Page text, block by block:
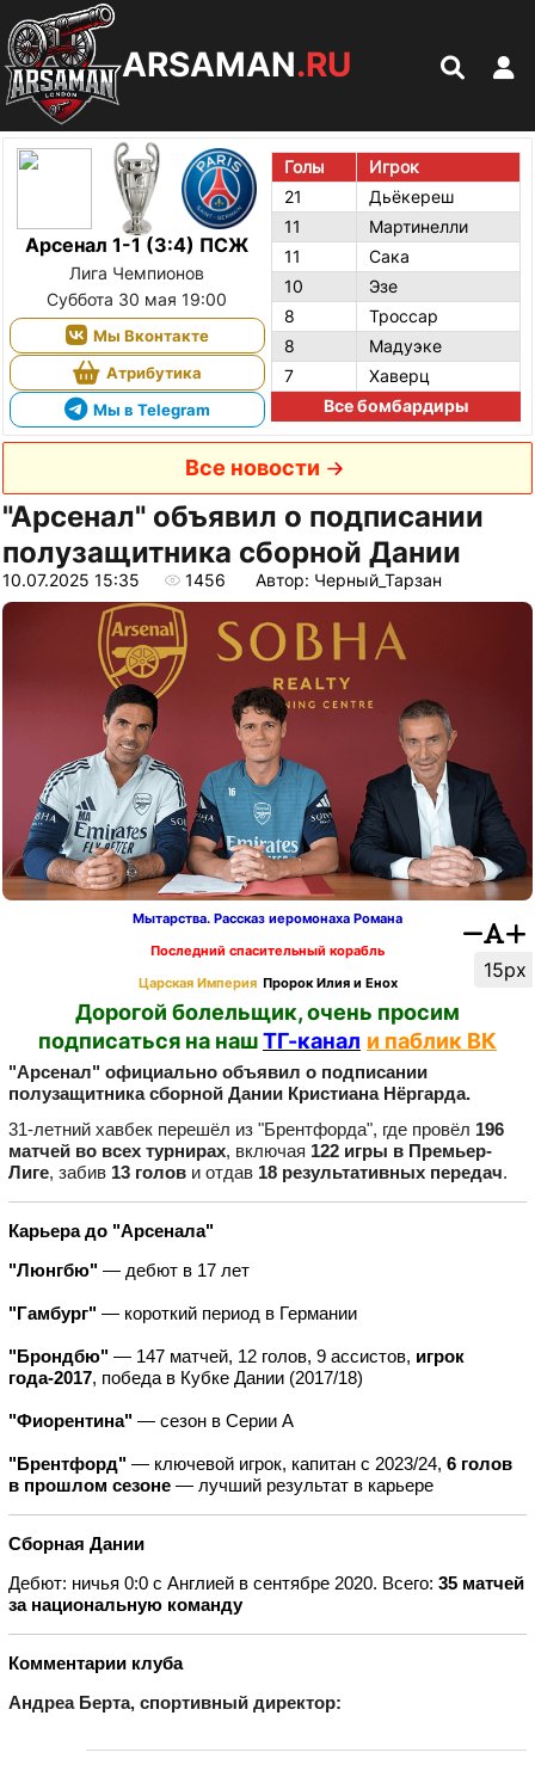
ARSAMAN.RU
Арсенал 1-1 (3:4) ПСЖ
Лига Чемпионов
Суббота 30 мая 19:00
Мы Вконтакте
Атрибутика
Мы в Telegram
Голы
Игрок
21
Дьёкереш
11
Мартинелли
11
Сака
10
Эзе
8
Троссар
8
Мадуэке
7
Хаверц
Все бомбардиры
Все новости
"Арсенал" объявил о подписании
полузащитника сборной Дании
10.07.2025 15:35 1456 Автор: Черный_Тарзан
15px
Мытарства. Рассказ иеромонаха Романа
Последний спасительный корабль
Царская Империя Пророк Илия и Енох
Дорогой болельщик, очень просим
подписаться на нашТГ-канал и паблик ВК
"Арсенал" официально объявил о подписании
полузащитника сборной Дании Кристиана Нёргарда.
31-летний хавбек перешёл из "Брентфорда", где провёл 196
матчей во всех турнирах, включая 122 игры в Премьер-
Лиге, забив 13 голов и отдав 18 результативных передач.
Карьера до "Арсенала"
"Люнгбю" — дебют в 17 лет
"Гамбург" — короткий период в Германии
"Брондбю" — 147 матчей, 12 голов, 9 ассистов, игрок
года-2017, победа в Кубке Дании (2017/18)
"Фиорентина" — сезон в Серии А
"Брентфорд" — ключевой игрок, капитан с 2023/24, 6 голов
в прошлом сезоне — лучший результат в карьере
Сборная Дании
Дебют: ничья 0:0 с Англией в сентябре 2020. Всего: 35 матчей
за национальную команду
Комментарии клуба
Андреа Берта, спортивный директор: